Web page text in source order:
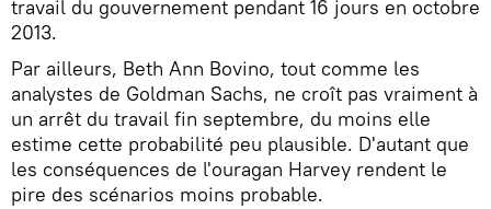
travail du gouvernement pendant 16 jours en octobre
2013.
Par ailleurs, Beth Ann Bovino, tout comme les
analystes de Goldman Sachs, ne croît pas vraiment à
un arrêt du travail fin septembre, du moins elle
estime cette probabilité peu plausible. D'autant que
les conséquences de l'ouragan Harvey rendent le
pire des scénarios moins probable.